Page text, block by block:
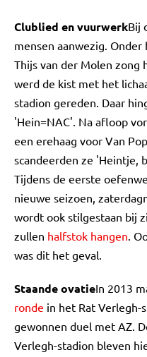
Clublied en vuurwerkBij
mensen aanwezig.
Thijs van der Molen zong
werd de kist met het
stadion gereden. Daar
'Hein=NAC'. Na afloop
een erehaag voor Van
scandeerden ze 'Heintje,
Tijdens de eerste
nieuwe seizoen,
wordt ook stilgestaan bij
zullen halfstok hangen.
was dit het geval.
Staande ovatieIn 2013
ronde in het Rat Verlegh-
gewonnen duel met AZ.
Verlegh-stadion bleven